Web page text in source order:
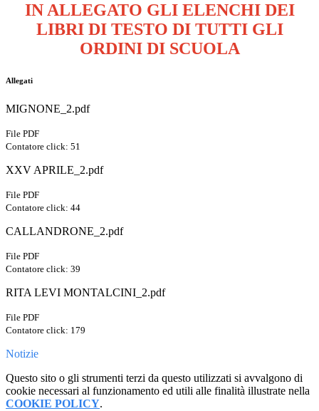
IN ALLEGATO GLI ELENCHI DEI
LIBRI DI TESTO DI TUTTI GLI
ORDINI DI SCUOLA
Allegati
MIGNONE_2.pdf
File PDF
Contatore click: 51
XXV APRILE_2.pdf
File PDF
Contatore click: 44
CALLANDRONE_2.pdf
File PDF
Contatore click: 39
RITA LEVI MONTALCINI_2.pdf
File PDF
Contatore click: 179
Notizie
Questo sito o gli strumenti terzi da questo utilizzati si avvalgono di
cookie necessari al funzionamento ed utili alle finalità illustrate nella
COOKIE POLICY.